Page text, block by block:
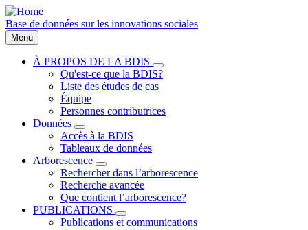
Aller
au
contenu
principal
Base de données sur les innovations sociales
Menu
navigation
À PROPOS DE LA BDIS
sous-
navigation
À
DE
Qu'est-ce que la BDIS?
Liste des études de cas
Équipe
Personnes contributrices
Données
sous-
navigation
Données
Accès à la BDIS
Tableaux de données
Arborescence
sous-
navigation
Arborescence
Rechercher dans l’arborescence
Recherche avancée
Que contient l’arborescence?
PUBLICATIONS
sous-
Publications et communications